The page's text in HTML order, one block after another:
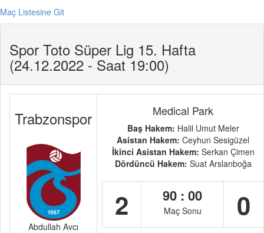
Maç Listesine Git
Spor Toto Süper Lig 15. Hafta
(24.12.2022 - Saat 19:00)
Trabzonspor
Abdullah Avcı
Medical Park
Baş Hakem: Halil Umut Meler
Asistan Hakem: Ceyhun Sesigüzel
İkinci Asistan Hakem: Serkan Çimen
Dördüncü Hakem: Suat Arslanboğa
2 90 : 00
Maç Sonu 0